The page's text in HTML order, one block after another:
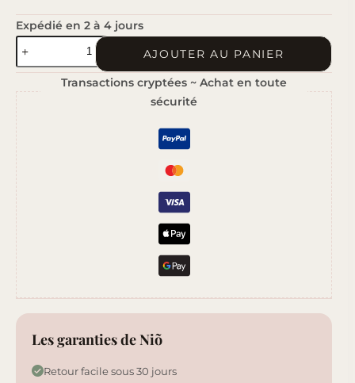
Expédié en 2 à 4 jours
de
de
Bois
AJOUTER AU PANIER
Transactions cryptées ~ Achat en toute
sécurité
Les garanties de Niõ
Retour facile sous 30 jours